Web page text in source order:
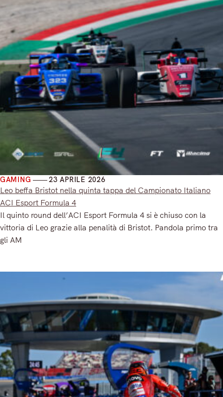
GAMING 23 APRILE 2026
Leo beffa Bristot nella quinta tappa del Campionato Italiano
ACI Esport Formula 4
Il quinto round dell’ACI Esport Formula 4 si è chiuso con la
vittoria di Leo grazie alla penalità di Bristot. Pandola primo tra
gli AM